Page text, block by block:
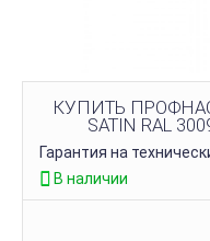
КУПИТЬ
SATIN RAL
Гарантия на
В наличии